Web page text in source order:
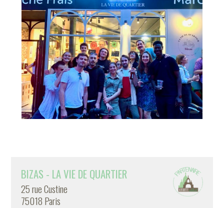
BIZAS - LA VIE DE QUARTIER
25 rue Custine
75018 Paris